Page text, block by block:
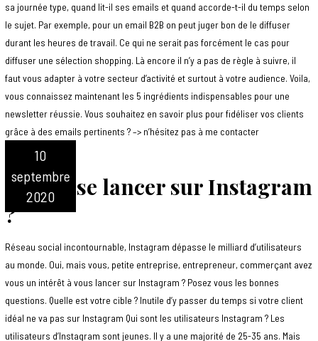
sa journée type, quand lit-il ses emails et quand accorde-t-il du temps selon
le sujet. Par exemple, pour un email B2B on peut juger bon de le diffuser
durant les heures de travail. Ce qui ne serait pas forcément le cas pour
diffuser une sélection shopping. Là encore il n’y a pas de règle à suivre, il
faut vous adapter à votre secteur d’activité et surtout à votre audience. Voila,
vous connaissez maintenant les 5 ingrédients indispensables pour une
newsletter réussie. Vous souhaitez en savoir plus pour fidéliser vos clients
grâce à des emails pertinents ? –> n’hésitez pas à me contacter
Faut-il se lancer sur Instagram
?
10
septembre
2020
Réseau social incontournable, Instagram dépasse le milliard d’utilisateurs
au monde. Oui, mais vous, petite entreprise, entrepreneur, commerçant avez
vous un intérêt à vous lancer sur Instagram ? Posez vous les bonnes
questions. Quelle est votre cible ? Inutile d’y passer du temps si votre client
idéal ne va pas sur Instagram Qui sont les utilisateurs Instagram ? Les
utilisateurs d’Instagram sont jeunes. Il y a une majorité de 25-35 ans. Mais